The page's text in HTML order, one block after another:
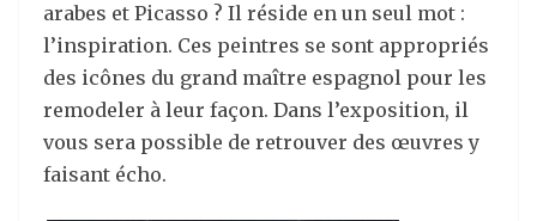
arabes et Picasso ? Il réside en un seul mot :
l’inspiration. Ces peintres se sont appropriés
des icônes du grand maître espagnol pour les
remodeler à leur façon. Dans l’exposition, il
vous sera possible de retrouver des œuvres y
faisant écho.